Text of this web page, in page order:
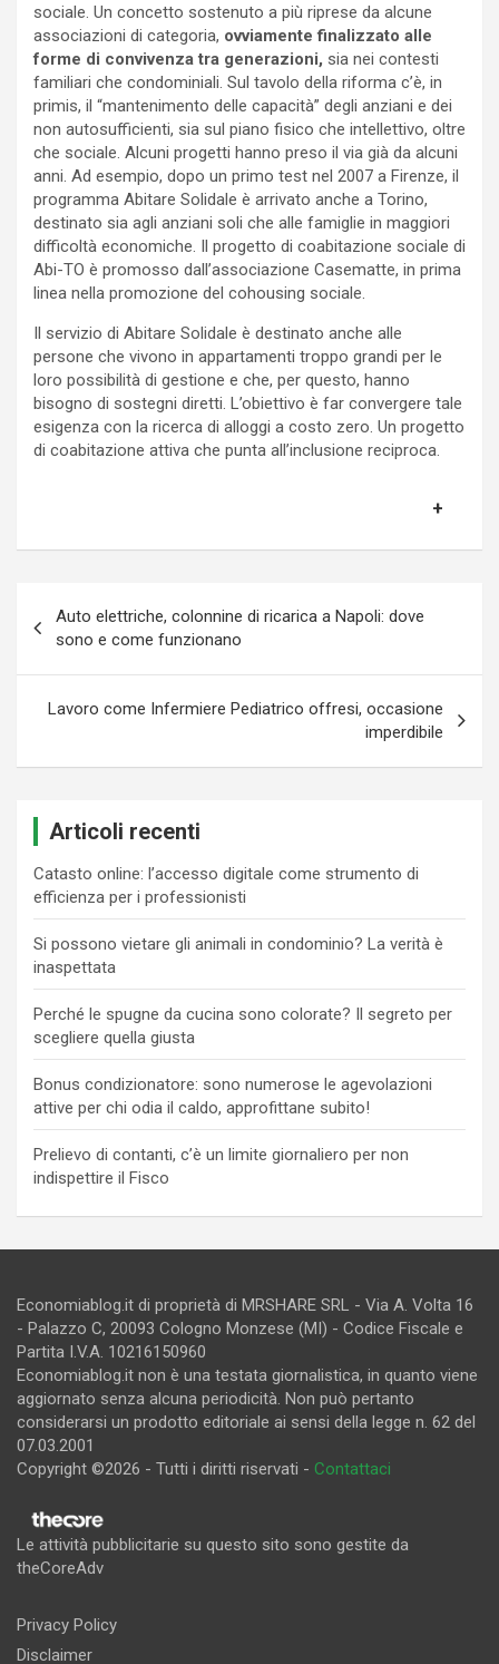
sociale. Un concetto sostenuto a più riprese da alcune
associazioni di categoria, ovviamente finalizzato alle
forme di convivenza tra generazioni, sia nei contesti
familiari che condominiali. Sul tavolo della riforma c’è, in
primis, il “mantenimento delle capacità” degli anziani e dei
non autosufficienti, sia sul piano fisico che intellettivo, oltre
che sociale. Alcuni progetti hanno preso il via già da alcuni
anni. Ad esempio, dopo un primo test nel 2007 a Firenze, il
programma Abitare Solidale è arrivato anche a Torino,
destinato sia agli anziani soli che alle famiglie in maggiori
difficoltà economiche. Il progetto di coabitazione sociale di
Abi-TO è promosso dall’associazione Casematte, in prima
linea nella promozione del cohousing sociale.
Il servizio di Abitare Solidale è destinato anche alle
persone che vivono in appartamenti troppo grandi per le
loro possibilità di gestione e che, per questo, hanno
bisogno di sostegni diretti. L’obiettivo è far convergere tale
esigenza con la ricerca di alloggi a costo zero. Un progetto
di coabitazione attiva che punta all’inclusione reciproca.
articoli
Auto elettriche, colonnine di ricarica a Napoli: dove
sono e come funzionano
Lavoro come Infermiere Pediatrico offresi, occasione
imperdibile
Articoli recenti
Catasto online: l’accesso digitale come strumento di
efficienza per i professionisti
Si possono vietare gli animali in condominio? La verità è
inaspettata
Perché le spugne da cucina sono colorate? Il segreto per
scegliere quella giusta
Bonus condizionatore: sono numerose le agevolazioni
attive per chi odia il caldo, approfittane subito!
Prelievo di contanti, c’è un limite giornaliero per non
indispettire il Fisco
Economiablog.it di proprietà di MRSHARE SRL - Via A. Volta 16
- Palazzo C, 20093 Cologno Monzese (MI) - Codice Fiscale e
Partita I.V.A. 10216150960
Economiablog.it non è una testata giornalistica, in quanto viene
aggiornato senza alcuna periodicità. Non può pertanto
considerarsi un prodotto editoriale ai sensi della legge n. 62 del
07.03.2001
Copyright ©2026 - Tutti i diritti riservati - Contattaci
Le attività pubblicitarie su questo sito sono gestite da
theCoreAdv
Privacy Policy
Disclaimer